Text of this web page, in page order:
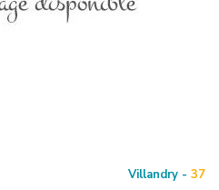
Villandry - 37